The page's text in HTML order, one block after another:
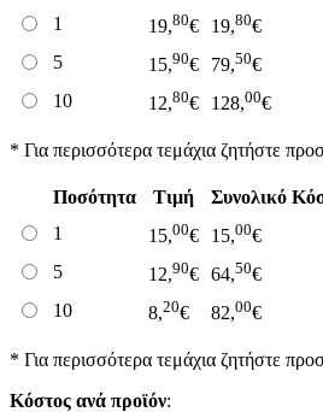
1
19,80€ 19,80€
5
15,90€ 79,50€
10
12,80€ 128,00€
* Για περισσότερα τεμάχια ζητήστε
Ποσότητα Τιμή
Συνολικό
1
15,00€ 15,00€
5
12,90€ 64,50€
10
8,20€ 82,00€
* Για περισσότερα τεμάχια ζητήστε
Κόστος ανά προϊόν: